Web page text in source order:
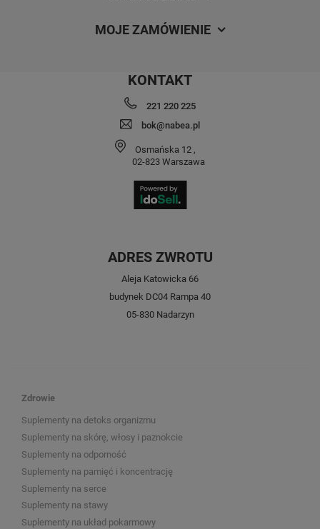
MOJE ZAMÓWIENIE
KONTAKT
221 220 225
bok@nabea.pl
Osmańska 12 ,
02-823 Warszawa
ADRES ZWROTU
Aleja Katowicka 66
budynek DC04 Rampa 40
05-830 Nadarzyn
Zdrowie
Suplementy na detoks organizmu
Suplementy na skórę, włosy i paznokcie
Suplementy na odporność
Suplementy na pamięć i koncentrację
Suplementy na serce
Suplementy na stawy
Suplementy na układ pokarmowy